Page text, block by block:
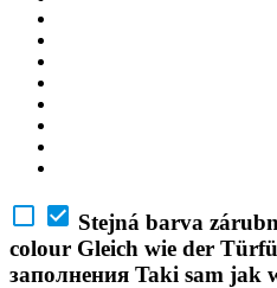
Stejná barva
colour Gleich wie der
заполнения Taki sam jak